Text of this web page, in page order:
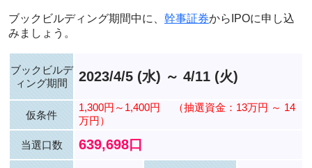
ブックビルディング期間中に、 幹事証券からIPOに申し込
みましょう。
ブックビルデ
ィング期間
2023/4/5 (水) ～ 4/11 (火)
仮条件
1,300円～1,400円
（抽選資金：13万円 ～ 14
万円）
当選口数 639,698口